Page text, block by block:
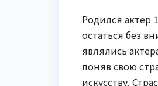
Родился актер
остаться без
являлись
поняв свою
искусству.